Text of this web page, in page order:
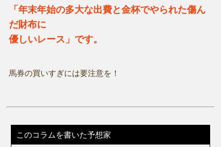
「年末年始の多大な出費と金杯でやられた傷ん
だ財布に
優しいレース」です。
馬券の買いすぎには要注意を！
このコラムを書いた予想家